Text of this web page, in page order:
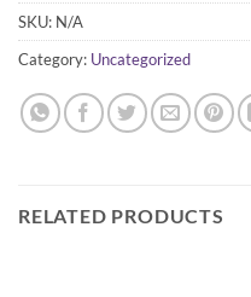
SKU: N/A
Category: Uncategorized
RELATED PRODUCTS